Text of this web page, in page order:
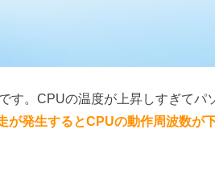
す。CPUの温度が上昇しすぎてパ
が発生するとCPUの動作周波数が